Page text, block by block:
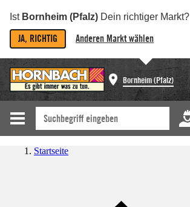
Ist Bornheim (Pfalz) Dein richtiger Markt?
JA, RICHTIG Anderen Markt wählen
Bornheim (Pfalz)
Startseite